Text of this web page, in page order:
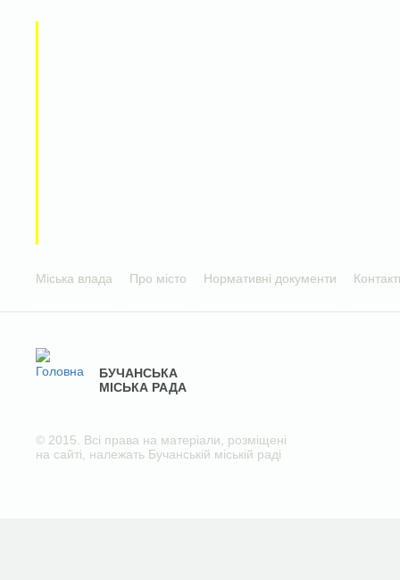
Міська влада Про місто Нормативні документи
БУЧАНСЬКА
МІСЬКА РАДА
© 2015. Всі права на матеріали, розміщені
на сайті, належать Бучанській міській раді